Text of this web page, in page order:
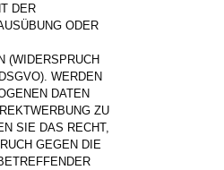
DER
ODER
(WIDERSPRUCH
WERDEN
DATEN
ZU
SIE DAS RECHT,
GEGEN DIE